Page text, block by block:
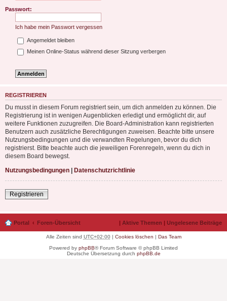
Passwort:
Ich habe mein Passwort vergessen
Angemeldet bleiben
Meinen Online-Status während dieser Sitzung verbergen
REGISTRIEREN
Du musst in diesem Forum registriert sein, um dich anmelden zu können. Die
Registrierung ist in wenigen Augenblicken erledigt und ermöglicht dir, auf
weitere Funktionen zuzugreifen. Die Board-Administration kann registrierten
Benutzern auch zusätzliche Berechtigungen zuweisen. Beachte bitte unsere
Nutzungsbedingungen und die verwandten Regelungen, bevor du dich
registrierst. Bitte beachte auch die jeweiligen Forenregeln, wenn du dich in
diesem Board bewegst.
Nutzungsbedingungen | Datenschutzrichtlinie
Registrieren
Portal Foren-Übersicht | Aktive Themen | Ungelesene Beiträge
Alle Zeiten sind UTC+02:00| Cookies löschen | Das Team
Powered by phpBB® Forum Software © phpBB Limited
Deutsche Übersetzung durch phpBB.de